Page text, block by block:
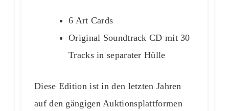
6 Art Cards
Original Soundtrack CD mit 30
Tracks in separater Hülle
Diese Edition ist in den letzten Jahren
auf den gängigen Auktionsplattformen